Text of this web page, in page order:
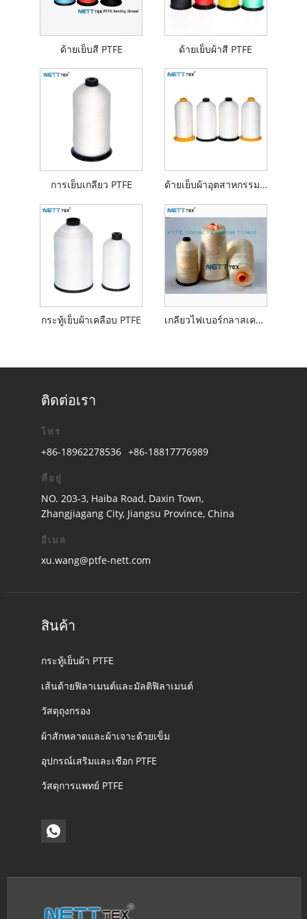
ด้ายเย็บสี PTFE ด้ายเย็บผ้าสี PTFE
การเย็บเกลียว PTFE ด้ายเย็บผ้าอุตสาหกรรม PTFE
กระทู้เย็บผ้าเคลือบ PTFE เกลียวไฟเบอร์กลาสเคลือบ PTFE
ติดต่อเรา
โทร
+86-18962278536 +86-18817776989
ที่อยู่
NO. 203-3, Haiba Road, Daxin Town,
Zhangjiagang City, Jiangsu Province, China
อีเมล
xu.wang@ptfe-nett.com
สินค้า
กระทู้เย็บผ้า PTFE
เส้นด้ายฟิลาเมนต์และมัลติฟิลาเมนต์
วัสดุถุงกรอง
ผ้าสักหลาดและผ้าเจาะด้วยเข็ม
อุปกรณ์เสริมและเชือก PTFE
วัสดุการแพทย์ PTFE